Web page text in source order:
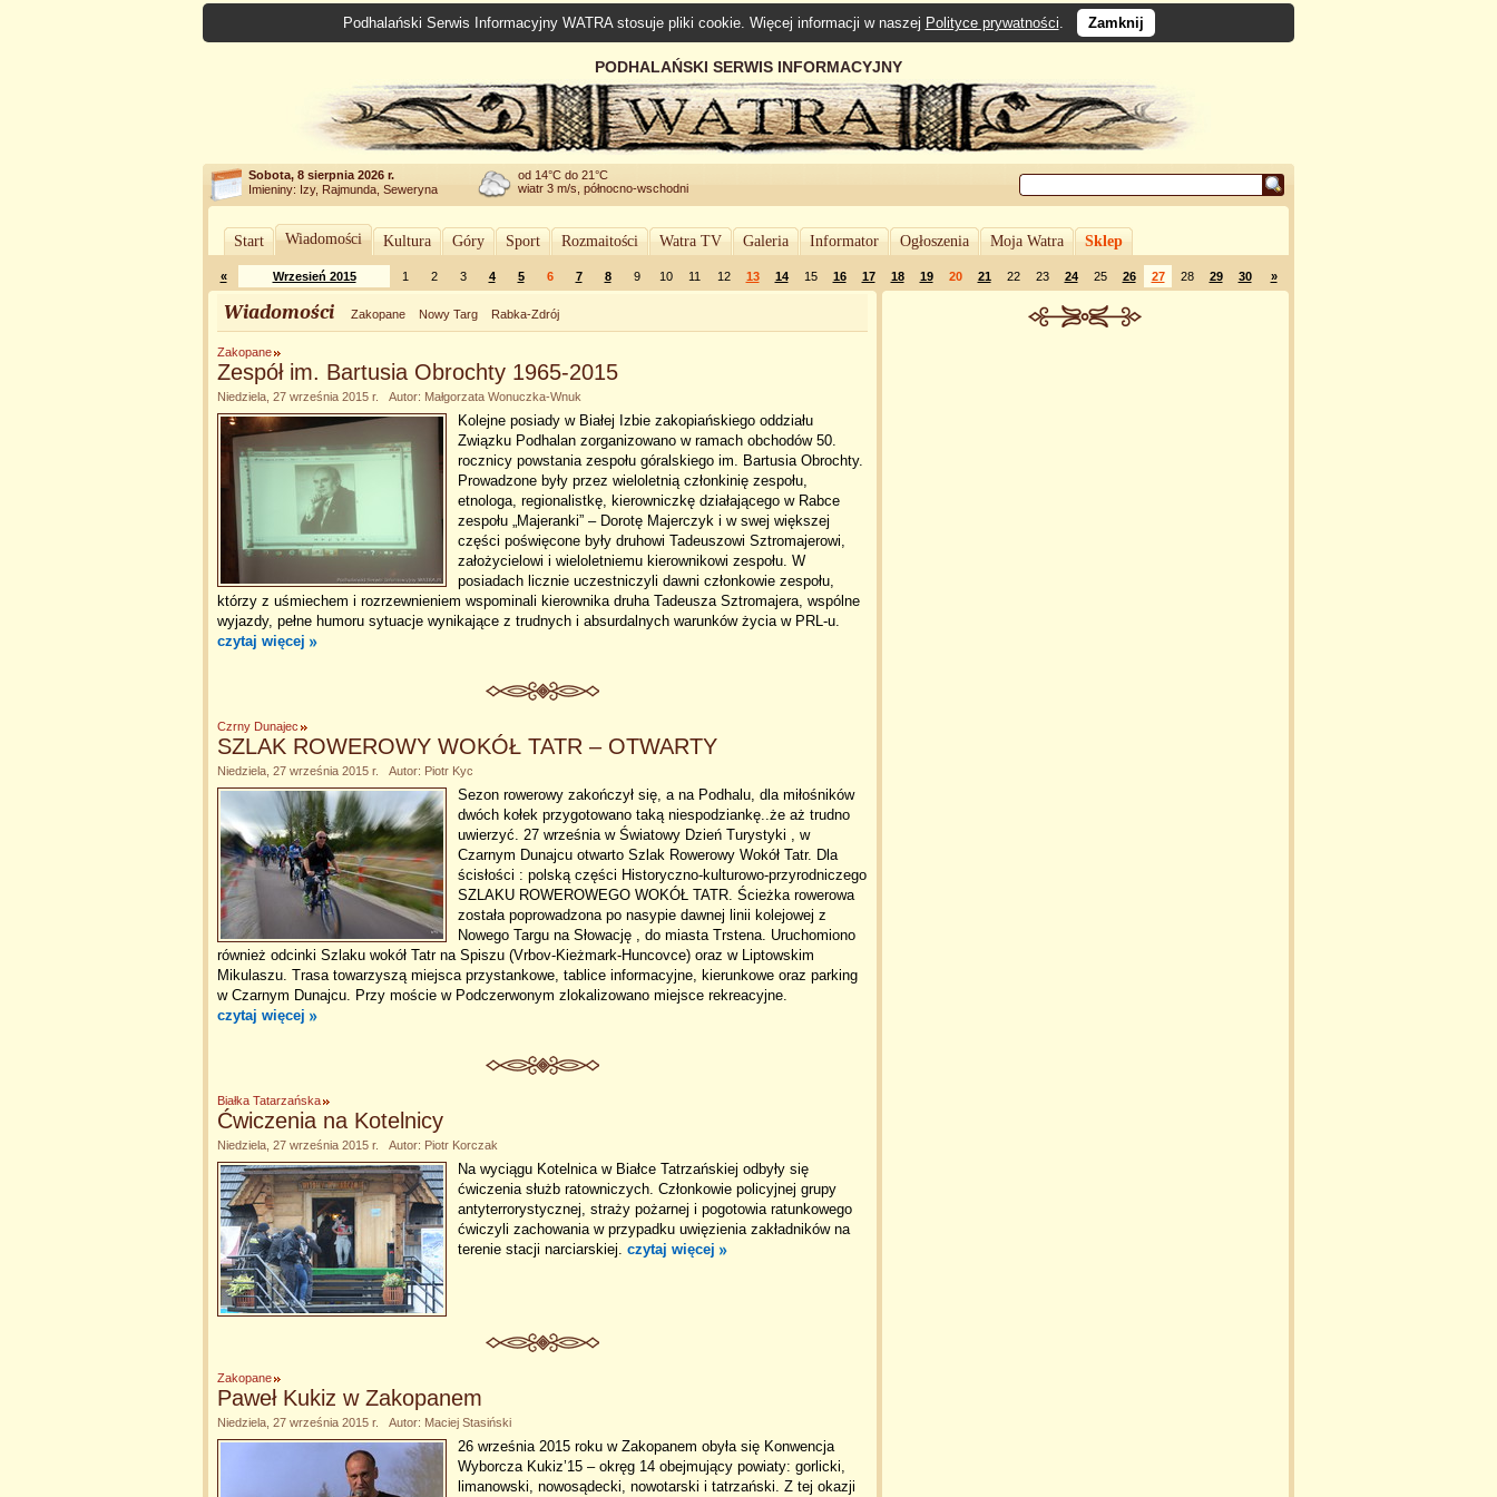
Podhalański Serwis Informacyjny WATRA stosuje pliki cookie. Więcej informacji w naszej Polityce prywatności. Zamknij
PODHALAŃSKI SERWIS INFORMACYJNY
Sobota, 8 sierpnia 2026 r.
Imieniny: Izy, Rajmunda, Seweryna
od 14°C do 21°C
wiatr 3 m/s, północno-wschodni
Start Wiadomości Kultura Góry Sport Rozmaitości Watra TV Galeria Informator Ogłoszenia Moja Watra Sklep
« Wrzesień 2015 1 2 3 4 5 6 7 8 9 10 11 12 13 14 15 16 17 18 19 20 21 22 23 24 25 26 27 28 29 30 »
Wiadomości Zakopane Nowy Targ Rabka-Zdrój
Zakopane
Zespół im. Bartusia Obrochty 1965-2015
Niedziela, 27 września 2015 r. Autor: Małgorzata Wonuczka-Wnuk
Kolejne posiady w Białej Izbie zakopiańskiego oddziału
Związku Podhalan zorganizowano w ramach obchodów 50.
rocznicy powstania zespołu góralskiego im. Bartusia Obrochty.
Prowadzone były przez wieloletnią członkinię zespołu,
etnologa, regionalistkę, kierowniczkę działającego w Rabce
zespołu „Majeranki” – Dorotę Majerczyk i w swej większej
części poświęcone były druhowi Tadeuszowi Sztromajerowi,
założycielowi i wieloletniemu kierownikowi zespołu. W
posiadach licznie uczestniczyli dawni członkowie zespołu,
którzy z uśmiechem i rozrzewnieniem wspominali kierownika druha Tadeusza Sztromajera, wspólne
wyjazdy, pełne humoru sytuacje wynikające z trudnych i absurdalnych warunków życia w PRL-u.
czytaj więcej
Czrny Dunajec
SZLAK ROWEROWY WOKÓŁ TATR – OTWARTY
Niedziela, 27 września 2015 r. Autor: Piotr Kyc
Sezon rowerowy zakończył się, a na Podhalu, dla miłośników
dwóch kołek przygotowano taką niespodziankę..że aż trudno
uwierzyć. 27 września w Światowy Dzień Turystyki , w
Czarnym Dunajcu otwarto Szlak Rowerowy Wokół Tatr. Dla
ścisłości : polską części Historyczno-kulturowo-przyrodniczego
SZLAKU ROWEROWEGO WOKÓŁ TATR. Ścieżka rowerowa
została poprowadzona po nasypie dawnej linii kolejowej z
Nowego Targu na Słowację , do miasta Trstena. Uruchomiono
również odcinki Szlaku wokół Tatr na Spiszu (Vrbov-Kieżmark-Huncovce) oraz w Liptowskim
Mikulaszu. Trasa towarzyszą miejsca przystankowe, tablice informacyjne, kierunkowe oraz parking
w Czarnym Dunajcu. Przy moście w Podczerwonym zlokalizowano miejsce rekreacyjne.
czytaj więcej
Białka Tatarzańska
Ćwiczenia na Kotelnicy
Niedziela, 27 września 2015 r. Autor: Piotr Korczak
Na wyciągu Kotelnica w Białce Tatrzańskiej odbyły się
ćwiczenia służb ratowniczych. Członkowie policyjnej grupy
antyterrorystycznej, straży pożarnej i pogotowia ratunkowego
ćwiczyli zachowania w przypadku uwięzienia zakładników na
terenie stacji narciarskiej. czytaj więcej
Zakopane
Paweł Kukiz w Zakopanem
Niedziela, 27 września 2015 r. Autor: Maciej Stasiński
26 września 2015 roku w Zakopanem obyła się Konwencja
Wyborcza Kukiz’15 – okręg 14 obejmujący powiaty: gorlicki,
limanowski, nowosądecki, nowotarski i tatrzański. Z tej okazji